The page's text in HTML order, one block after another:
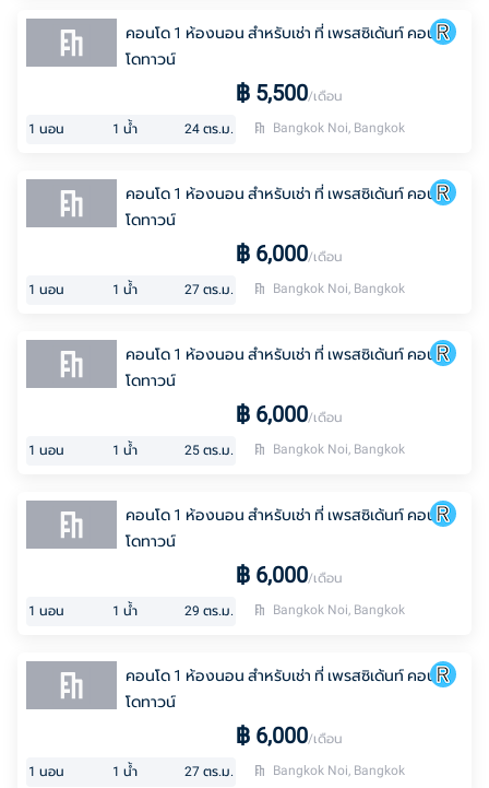
คอนโด 1 ห้องนอน สำหรับเช่า ที่ เพรสซิเด้นท์ คอน
โดทาวน์
฿ 5,500/เดือน
1 นอน 1 น้ำ 24 ตร.ม. Bangkok Noi, Bangkok
คอนโด 1 ห้องนอน สำหรับเช่า ที่ เพรสซิเด้นท์ คอน
โดทาวน์
฿ 6,000/เดือน
1 นอน 1 น้ำ 27 ตร.ม. Bangkok Noi, Bangkok
คอนโด 1 ห้องนอน สำหรับเช่า ที่ เพรสซิเด้นท์ คอน
โดทาวน์
฿ 6,000/เดือน
1 นอน 1 น้ำ 25 ตร.ม. Bangkok Noi, Bangkok
คอนโด 1 ห้องนอน สำหรับเช่า ที่ เพรสซิเด้นท์ คอน
โดทาวน์
฿ 6,000/เดือน
1 นอน 1 น้ำ 29 ตร.ม. Bangkok Noi, Bangkok
คอนโด 1 ห้องนอน สำหรับเช่า ที่ เพรสซิเด้นท์ คอน
โดทาวน์
฿ 6,000/เดือน
1 นอน 1 น้ำ 27 ตร.ม. Bangkok Noi, Bangkok